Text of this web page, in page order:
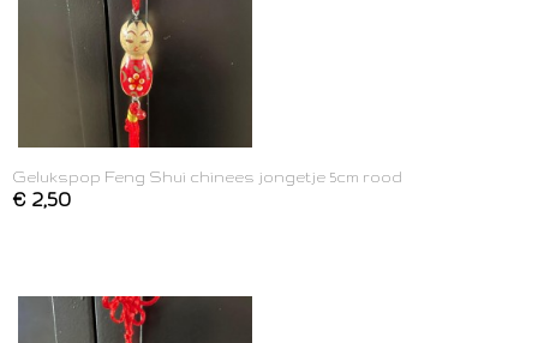
Gelukspop Feng Shui chinees jongetje 5cm rood
€ 2,50